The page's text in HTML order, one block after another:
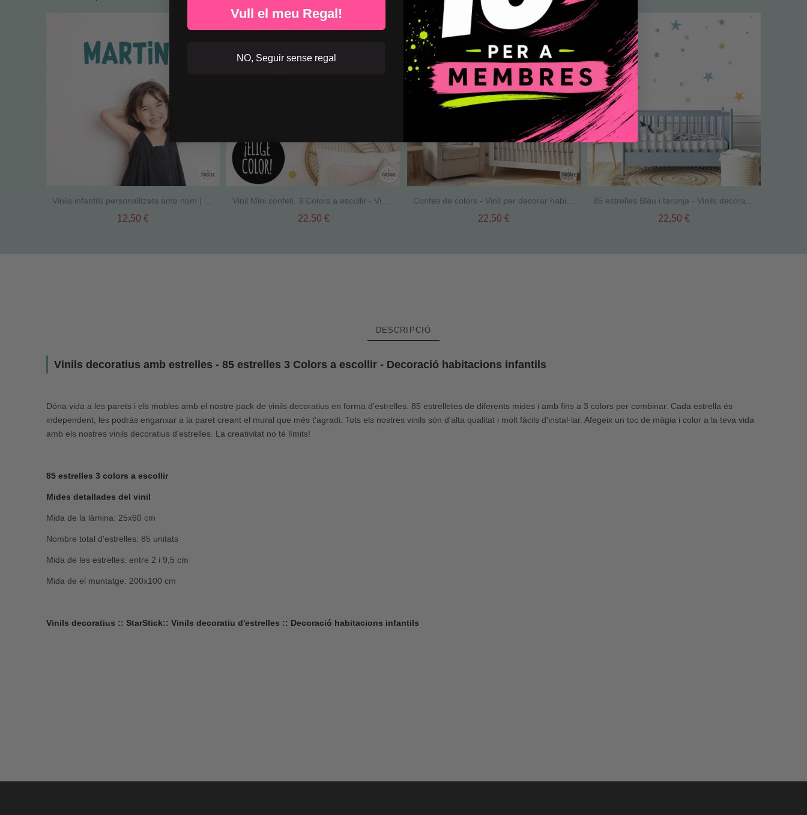
12,50 € 22,50 € 22,50 € 22,50 €
DESCRIPCIÓ
Vinils decoratius amb estrelles - 85 estrelles 3 Colors a escollir - Decoració habitacions infantils
Dóna vida a les parets i els mobles amb el nostre pack de vinils decoratius en forma d'estrelles. 85 estrelletes de diferents mides i amb fins a 3 colors per combinar. Cada estrella és
independent, les podràs enganxar a la paret creant el mural que més t'agradi. Tots els nostres vinils són d'alta qualitat i molt fàcils d'instal·lar. Afegeix un toc de màgia i color a la teva vida
amb els nostres vinils decoratius d'estrelles. La creativitat no té límits!
85 estrelles 3 colors a escollir
Mides detallades del vinil
Mida de la làmina: 25x60 cm
Nombre total d'estrelles: 85 unitats
Mida de les estrelles: entre 2 i 9,5 cm
Mida de el muntatge: 200x100 cm
Vinils decoratius :: StarStick:: Vinils decoratiu d'estrelles :: Decoració habitacions infantils
Vull el meu Regal!
NO, Seguir sense regal